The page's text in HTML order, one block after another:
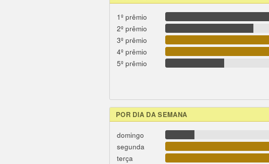
1º prêmio
2º prêmio
3º prêmio
4º prêmio
5º prêmio
POR DIA DA SEMANA
domingo
segunda
terça